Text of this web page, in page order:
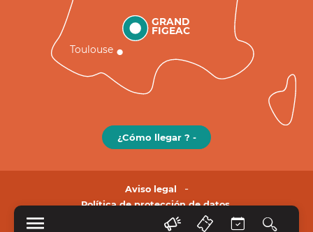
GRAND
FIGEAC
Toulouse
¿Cómo llegar ? -
Aviso legal
Política de protección de datos.